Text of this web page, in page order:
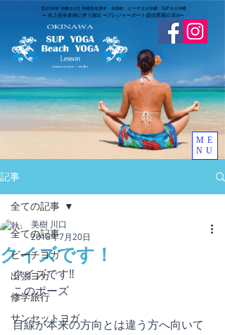
​【LinoKai 沖縄ヨガ】沖縄県名護市・本部町 ビーチヨガ沖縄・SUPヨガ沖縄
➖ 水上安全条例に伴う届出 ➖​プレジャーボート提供業届出済み➖
ME
NU
記事
全ての記事
ビーチヨガ
出張ヨガ
修学旅行
サンセットヨガ
全ての記事
クイズです！
美樹 川口
2018年7月20日
クイズです‼️
このポーズ
目線が本来の方向とは違う方へ向いて